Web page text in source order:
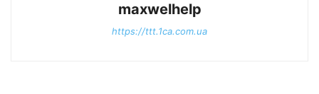
maxwelhelp
https://ttt.1ca.com.ua